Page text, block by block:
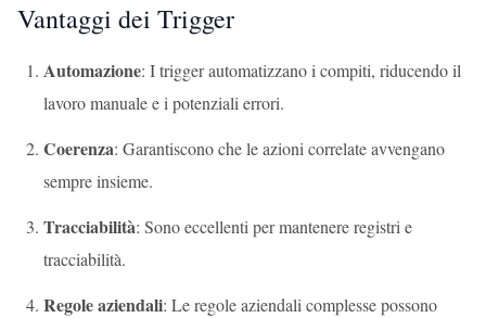
Vantaggi dei Trigger
Automazione: I trigger automatizzano i compiti, riducendo il
lavoro manuale e i potenziali errori.
Coerenza: Garantiscono che le azioni correlate avvengano
sempre insieme.
Tracciabilità: Sono eccellenti per mantenere registri e
tracciabilità.
Regole aziendali: Le regole aziendali complesse possono